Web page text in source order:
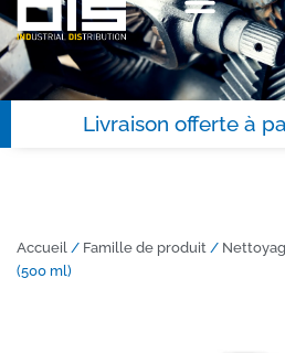
Livraison offerte à
Accueil / Famille de produit /
(500 ml)